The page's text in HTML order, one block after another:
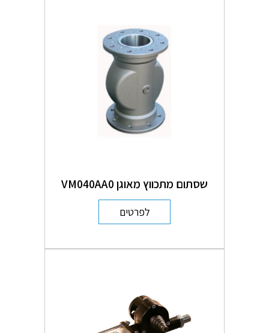
שסתום מתכווץ מאוגן VM040AA0
לפרטים